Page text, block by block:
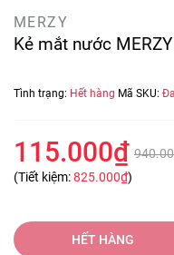
MERZY
Kẻ mắt nước
Tình trạng: Hết hàng Mã SKU:
115.000₫
(Tiết kiệm:825.000₫)
HẾT HÀNG